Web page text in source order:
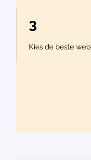
3
Kies de beste